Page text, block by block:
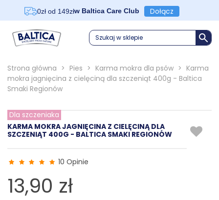
0zł od 149złw Baltica Care Club Dołącz
Szukaj w sklepie
Strona główna > Pies > Karma mokra dla psów > Karma
mokra jagnięcina z cielęciną dla szczeniąt 400g - Baltica
Smaki Regionów
Dla szczeniaka
KARMA MOKRA JAGNIĘCINA Z CIELĘCINĄ DLA
SZCZENIĄT 400G - BALTICA SMAKI REGIONÓW
10 Opinie
13,90 zł